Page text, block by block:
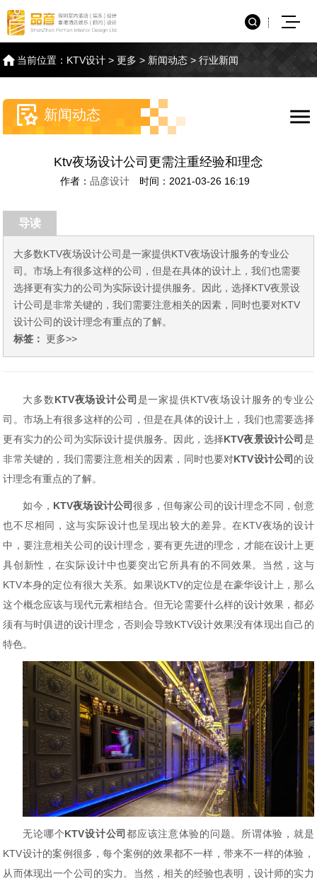
当前位置： KTV设计 >更多 > 新闻动态 >行业新闻
新闻动态
Ktv夜场设计公司更需注重经验和理念
作者： 品彦设计 时间：2021-03-26 16:19
导读
大多数KTV夜场设计公司是一家提供KTV夜场设计服务的专业公
司。市场上有很多这样的公司，但是在具体的设计上，我们也需要
选择更有实力的公司为实际设计提供服务。因此，选择KTV夜景设
计公司是非常关键的，我们需要注意相关的因素，同时也要对KTV
设计公司的设计理念有重点的了解。
标签： 更多>>
大多数KTV夜场设计公司 是一家提供KTV夜场设计服务的专业公
司。市场上有很多这样的公司，但是在具体的设计上，我们也需要选择
更有实力的公司为实际设计提供服务。因此，选择KTV夜景设计公司 是
非常关键的，我们需要注意相关的因素，同时也要对KTV设计公司 的设
计理念有重点的了解。
如今， KTV夜场设计公司很多，但每家公司的设计理念不同，创意
也不尽相同，这与实际设计也呈现出较大的差异。在KTV夜场的设计
中，要注意相关公司的设计理念，要有更先进的理念，才能在设计上更
具创新性，在实际设计中也要突出它所具有的不同效果。当然，这与
KTV本身的定位有很大关系。如果说KTV的定位是在豪华设计上，那么
这个概念应该与现代元素相结合。但无论需要什么样的设计效果，都必
须有与时俱进的设计理念，否则会导致KTV设计效果没有体现出 自己的
特色。
无论哪个KTV设计公司都应该注意体验的问题。所谓体验，就是
KTV设计的案例很多，每个案例的效果都不一样， 带来不一样的体验，
从而体现出一个公司的实力。当然，相关的经验也表明，设计师的实力